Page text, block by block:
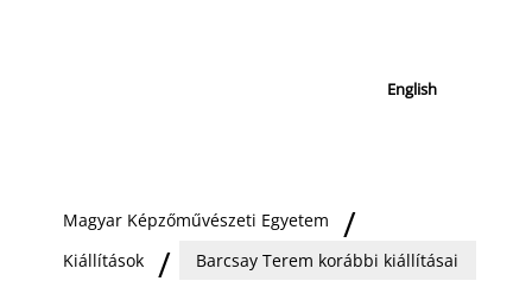
English
Magyar Képzőművészeti Egyetem
Kiállítások
Barcsay Terem korábbi kiállításai